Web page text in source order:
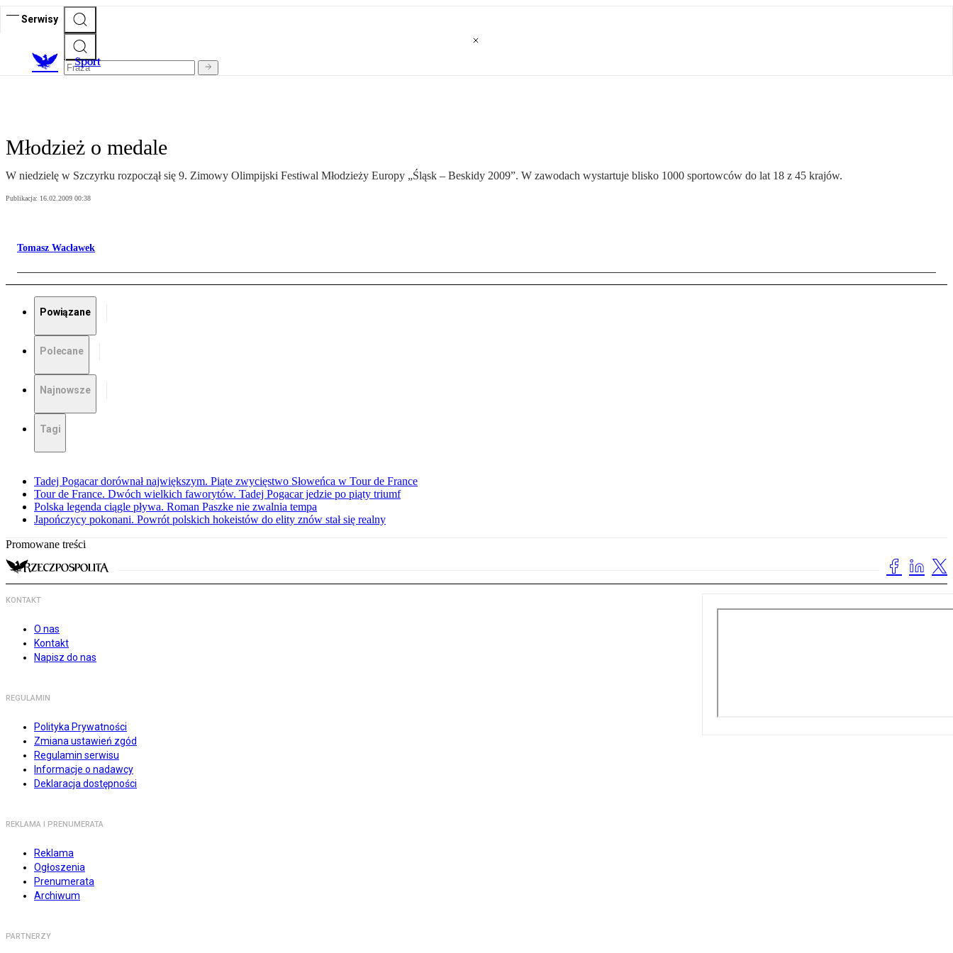
Serwisy
Sport
Młodzież o medale
W niedzielę w Szczyrku rozpoczął się 9. Zimowy Olimpijski Festiwal Młodzieży Europy „Śląsk – Beskidy 2009”. W zawodach wystartuje blisko 1000 sportowców do lat 18 z 45 krajów.
Publikacja: 16.02.2009 00:38
Tomasz Wacławek
Powiązane
Polecane
Najnowsze
Tagi
Tadej Pogacar dorównał największym. Piąte zwycięstwo Słoweńca w Tour de France
Tour de France. Dwóch wielkich faworytów. Tadej Pogacar jedzie po piąty triumf
Polska legenda ciągle pływa. Roman Paszke nie zwalnia tempa
Japończycy pokonani. Powrót polskich hokeistów do elity znów stał się realny
Promowane treści
KONTAKT
O nas
Kontakt
Napisz do nas
REGULAMIN
Polityka Prywatności
Zmiana ustawień zgód
Regulamin serwisu
Informacje o nadawcy
Deklaracja dostępności
REKLAMA I PRENUMERATA
Reklama
Ogłoszenia
Prenumerata
Archiwum
PARTNERZY